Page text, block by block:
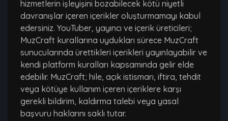
hizmetlerin işleyişini bozabilecek kötü niyetli
davranışlar içeren içerikler oluşturmamayı kabul
edersiniz. YouTuber, yayıncı ve içerik üreticileri;
MuzCraft kurallarına uydukları sürece MuzCraft
sunucularında ürettikleri içerikleri yayınlayabilir ve
kendi platform kuralları kapsamında gelir elde
edebilir. MuzCraft; hile, açık istismarı, iftira, tehdit
veya kötüye kullanım içeren içeriklere karşı
gerekli bildirim, kaldırma talebi veya yasal
başvuru haklarını saklı tutar.